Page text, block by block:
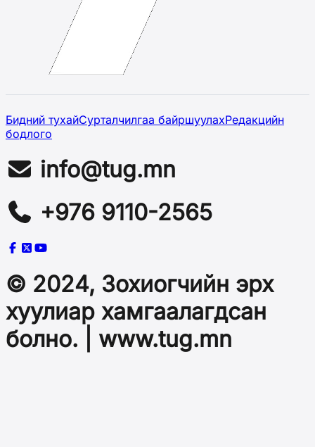
Бидний тухайСурталчилгаа байршуулахРедакцийн
бодлого
info@tug.mn
+976 9110-2565
© 2024, Зохиогчийн эрх
хуулиар хамгаалагдсан
болно. | www.tug.mn